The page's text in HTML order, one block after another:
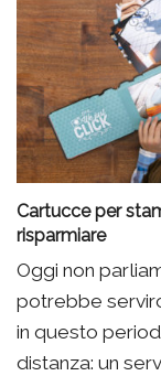
Cartucce per
risparmiare
Oggi non
potrebbe
in questo
distanza: un